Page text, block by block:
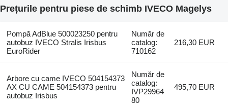
Prețurile pentru piese de schimb IVECO Magelys
Pompă AdBlue 500023250 pentru
autobuz IVECO Stralis Irisbus
EuroRider
Număr de
catalog:
710162
216,30 EUR
Arbore cu came IVECO 504154373
AX CU CAME 504154373 pentru
autobuz Irisbus
Număr de
catalog:
IVP29964
80
495,70 EUR